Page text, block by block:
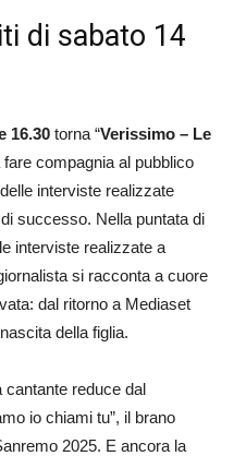
di sabato 14
16.30 torna “Verissimo – Le
fare compagnia al pubblico
interviste realizzate
successo. Nella puntata di
interviste realizzate a
si racconta a cuore
dal ritorno a Mediaset
della figlia.
cantante reduce dal
io chiami tu”, il brano
2025. E ancora la